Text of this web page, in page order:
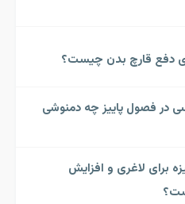
دفع قارچ بدن چیست؟
در فصول پاییز چه دمنوشی
برای لاغری و افزایش